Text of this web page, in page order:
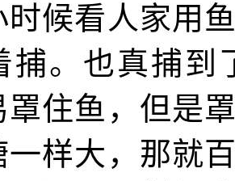
时候看人家用
捕。也真捕到
罩住鱼，但是
一样大，那就